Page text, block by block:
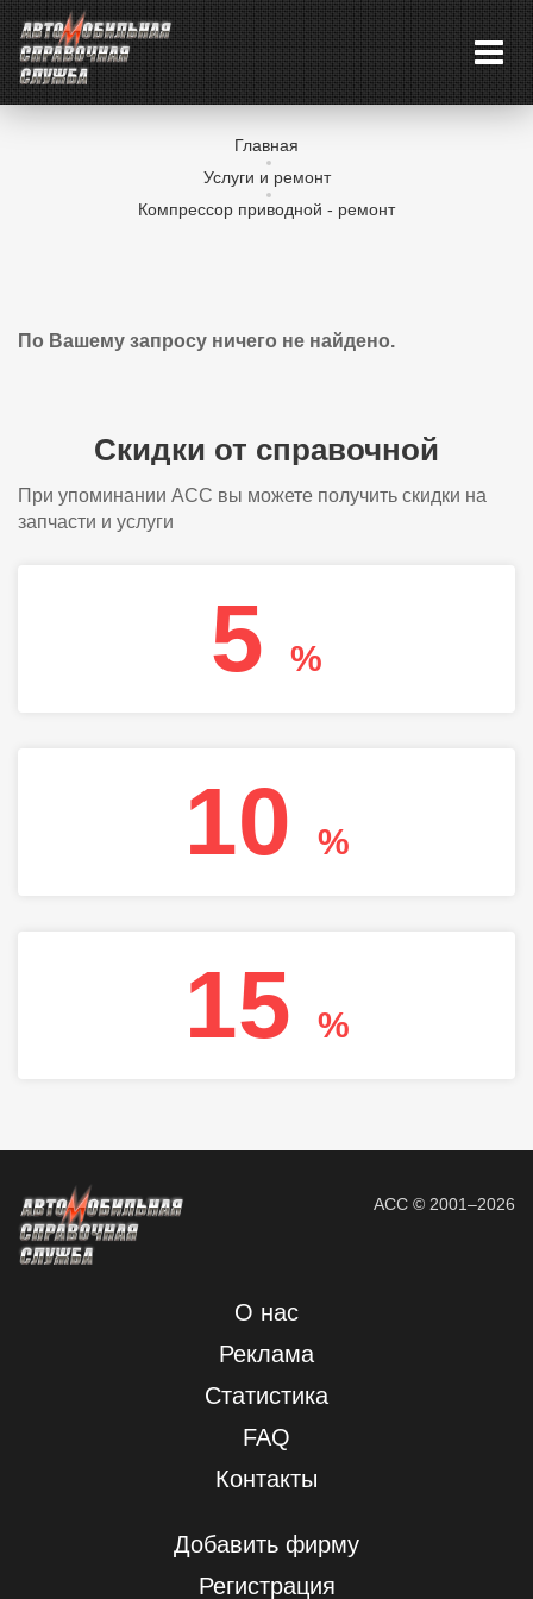
Главная
Услуги и ремонт
Компрессор приводной - ремонт
По Вашему запросу ничего не найдено.
Скидки от справочной
При упоминании АСС вы можете получить скидки на
запчасти и услуги
5 %
10 %
15 %
АСС © 2001–2026
О нас
Реклама
Статистика
FAQ
Контакты
Добавить фирму
Регистрация